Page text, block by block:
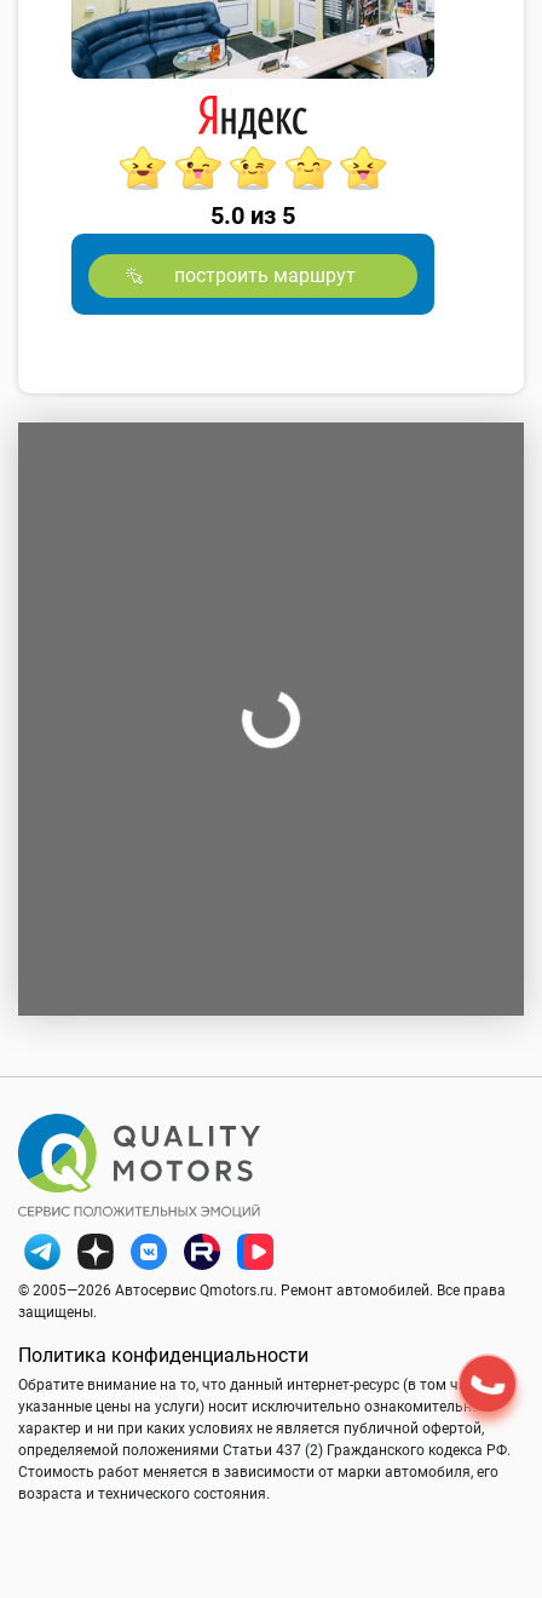
5.0 из 5
построить маршрут
© 2005—2026 Автосервис Qmotors.ru. Ремонт автомобилей. Все права
защищены.
Политика конфиденциальности
Обратите внимание на то, что данный интернет-ресурс (в том числе
указанные цены на услуги) носит исключительно ознакомительный
характер и ни при каких условиях не является публичной офертой,
определяемой положениями Статьи 437 (2) Гражданского кодекса РФ.
Стоимость работ меняется в зависимости от марки автомобиля, его
возраста и технического состояния.